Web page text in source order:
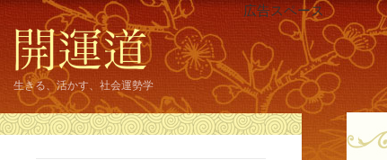
生きる、活かす、社会運勢学
広告スペース